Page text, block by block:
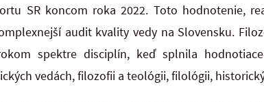
SR koncom roka 2022. Toto hodnotenie,
audit kvality vedy na Slovensku.
spektre disciplín, keď splnila
vedách, filozofii a teológii, filológii,